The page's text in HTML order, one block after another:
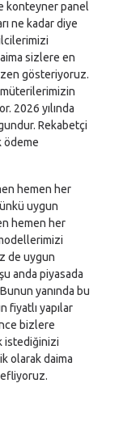
konteyner panel
ne kadar diye
sizlere en
gösteriyoruz.
2026 yılında
Rekabetçi
ödeme
hemen her
uygun
hemen her
de uygun
anda piyasada
yanında bu
fiyatlı yapılar
bizlere
istediğinizi
olarak daima